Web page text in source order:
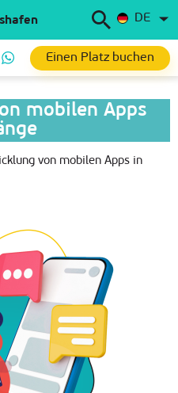
DE
Einen Platz buchen
mobilen Apps
von mobilen Apps in